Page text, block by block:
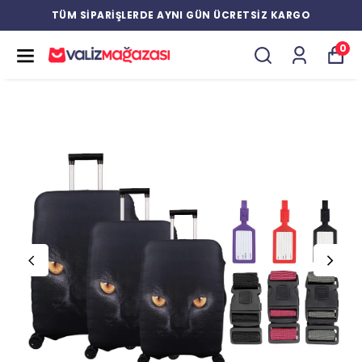
TÜM SİPARİŞLERDE AYNI GÜN ÜCRETSİZ KARGO
0